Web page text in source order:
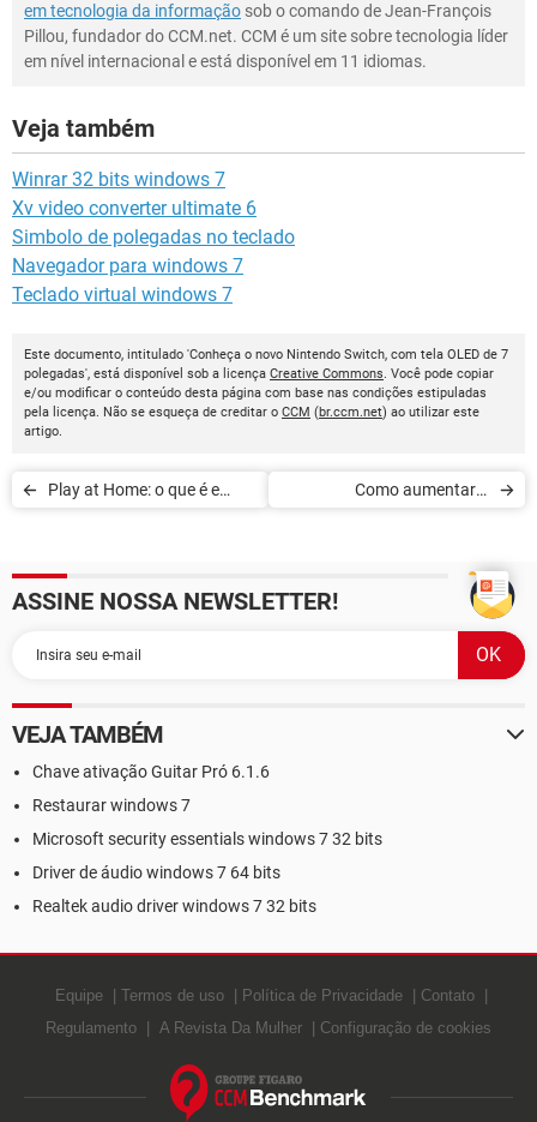
em tecnologia da informação sob o comando de Jean-François
Pillou, fundador do CCM.net. CCM é um site sobre tecnologia líder
em nível internacional e está disponível em 11 idiomas.
Veja também
Winrar 32 bits windows 7
Xv video converter ultimate 6
Simbolo de polegadas no teclado
Navegador para windows 7
Teclado virtual windows 7
Este documento, intitulado 'Conheça o novo Nintendo Switch, com tela OLED de 7
polegadas', está disponível sob a licença Creative Commons. Você pode copiar
e/ou modificar o conteúdo desta página com base nas condições estipuladas
pela licença. Não se esqueça de creditar o CCM (br.ccm.net) ao utilizar este
artigo.
Play at Home: o que é e
Como aumentar o
no PS5
ASSINE NOSSA NEWSLETTER!
VEJA TAMBÉM
Chave ativação Guitar Pró 6.1.6
Restaurar windows 7
Microsoft security essentials windows 7 32 bits
Driver de áudio windows 7 64 bits
Realtek audio driver windows 7 32 bits
Equipe Termos de uso Política de Privacidade
Contato
Regulamento
A Revista Da Mulher Configuração de cookies